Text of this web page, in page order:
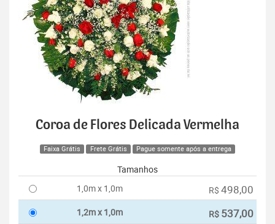
Coroa de Flores Delicada Vermelha
Faixa Grátis Frete Grátis Pague somente após a entrega
Tamanhos
1,0m x 1,0m
R$ 498,00
1,2m x 1,0m R$ 537,00